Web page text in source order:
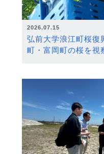
2026.07.15
弘前大学浪江町桜
町・富岡町の桜を視